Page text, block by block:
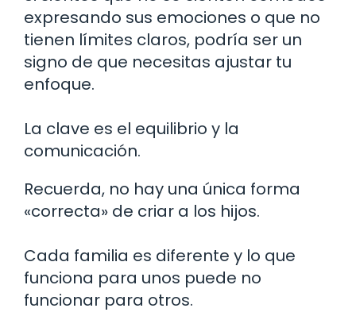
expresando sus emociones o que no
tienen límites claros, podría ser un
signo de que necesitas ajustar tu
enfoque.
La clave es el equilibrio y la
comunicación.
Recuerda, no hay una única forma
«correcta» de criar a los hijos.
Cada familia es diferente y lo que
funciona para unos puede no
funcionar para otros.